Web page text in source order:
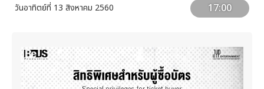
วันอาทิตย์ที่ 13 สิงหาคม 2560 17:00